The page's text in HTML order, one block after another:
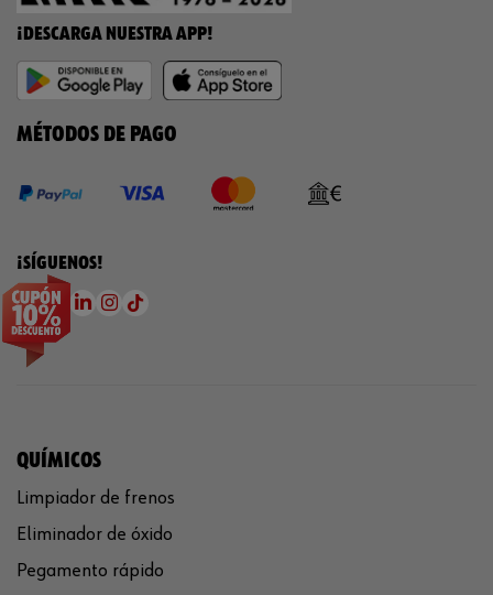
¡DESCARGA NUESTRA APP!
MÉTODOS DE PAGO
¡SÍGUENOS!
QUÍMICOS
Limpiador de frenos
Eliminador de óxido
Pegamento rápido